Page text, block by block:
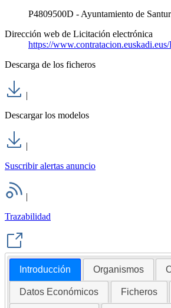
P4809500D - Ayuntamiento de
Dirección web de Licitación electrónica
https://
Descarga de los ficheros
|
Descargar los modelos
|
Suscribir alertas anuncio
|
Trazabilidad
Introducción Organismos
Datos Económicos Ficheros